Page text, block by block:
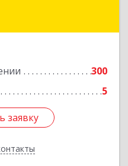
300
5
заявку
Свердлова ул, дом №
заявку